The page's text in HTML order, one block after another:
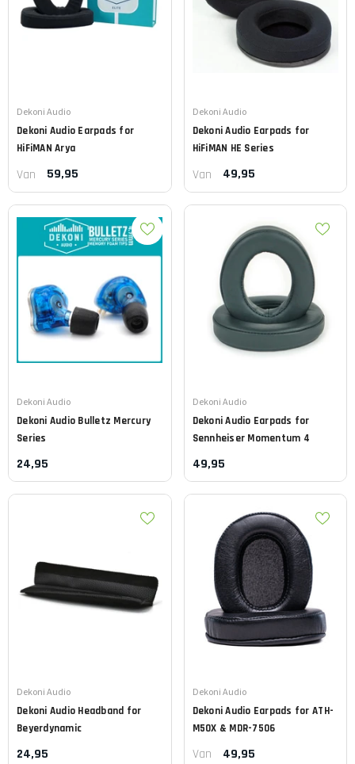
Leverancier:
Dekoni Audio
Dekoni Audio Earpads for
HiFiMAN Arya
Van 59,95
Leverancier:
Dekoni Audio
Dekoni Audio Earpads for
HiFiMAN HE Series
Van 49,95
Leverancier:
Dekoni Audio
Dekoni Audio Bulletz Mercury
Series
24,95
Leverancier:
Dekoni Audio
Dekoni Audio Earpads for
Sennheiser Momentum 4
49,95
Leverancier:
Dekoni Audio
Dekoni Audio Headband for
Beyerdynamic
24,95
Leverancier:
Dekoni Audio
Dekoni Audio Earpads for ATH-
M50X & MDR-7506
Van 49,95